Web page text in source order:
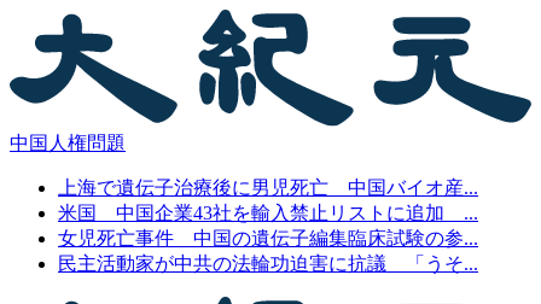
中国人権問題
上海で遺伝子治療後に男児死亡 中国バイオ産...
米国 中国企業43社を輸入禁止リストに追加 ...
女児死亡事件 中国の遺伝子編集臨床試験の参...
民主活動家が中共の法輪功迫害に抗議 「うそ...